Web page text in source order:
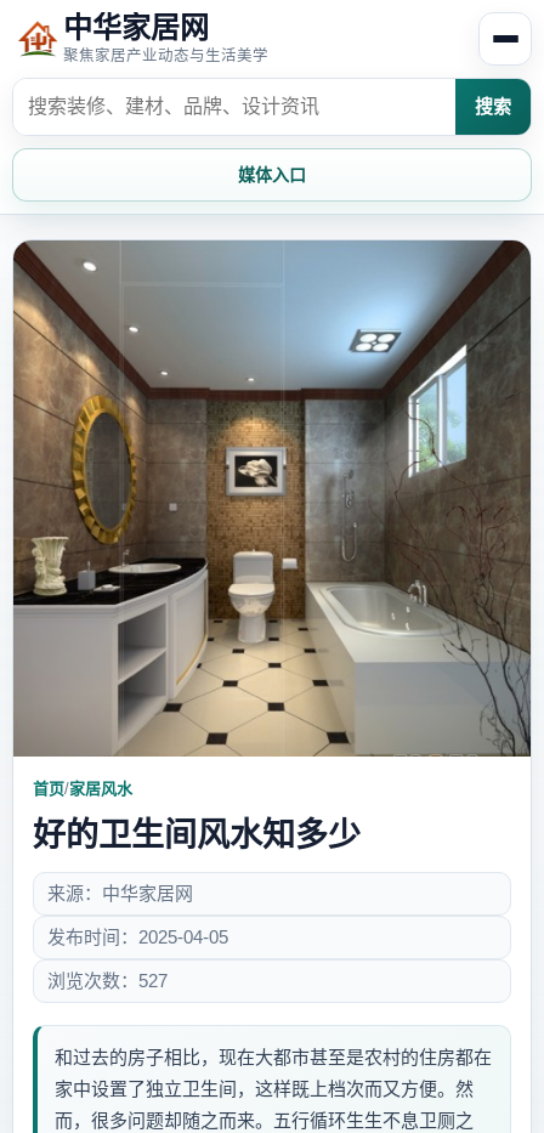
中华家居网
聚焦家居产业动态与生活美学
搜索
媒体入口
家居风水
时尚饰家 装修设计
家具知识 家居文化
家装攻略 创意家居
首页/家居风水
好的卫生间风水知多少
来源：中华家居网
发布时间：2025-04-05
浏览次数：527
和过去的房子相比，现在大都市甚至是农村的住房都在
家中设置了独立卫生间，这样既上档次而又方便。然
而，很多问题却随之而来。五行循环生生不息卫厕之